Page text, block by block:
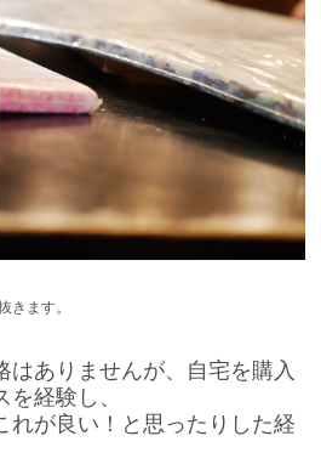
きます。
はありませんが、自宅を購入
経験し、
れが良い！と思ったりした経